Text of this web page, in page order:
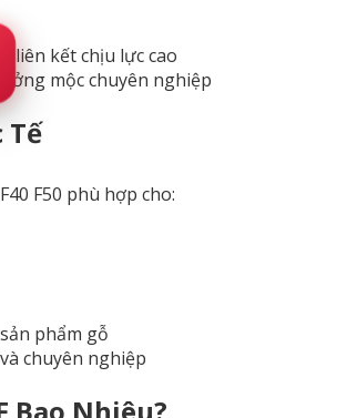
liên kết chịu lực cao
mộc chuyên nghiệp
F50 phù hợp cho:
phẩm gỗ
chuyên nghiệp